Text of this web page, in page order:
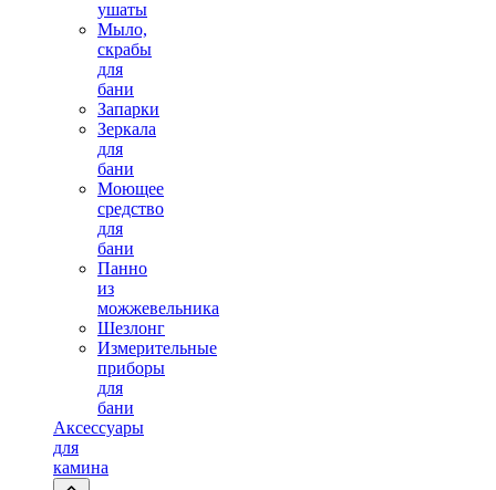
ушаты
Мыло,
скрабы
для
бани
Запарки
Зеркала
для
бани
Моющее
средство
для
бани
Панно
из
можжевельника
Шезлонг
Измерительные
приборы
для
бани
Аксессуары
для
камина